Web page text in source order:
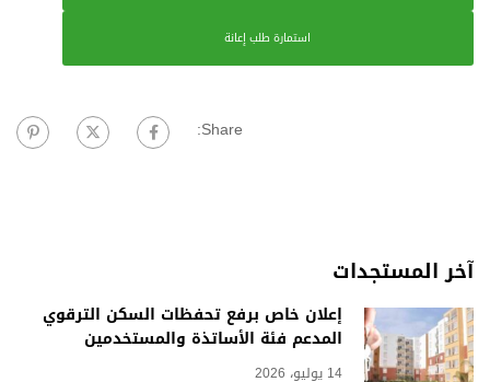
استمارة طلب إعانة
Share:
آخر المستجدات
إعلان خاص برفع تحفظات السكن الترقوي
المدعم فئة الأساتذة والمستخدمين
14 يوليو، 2026